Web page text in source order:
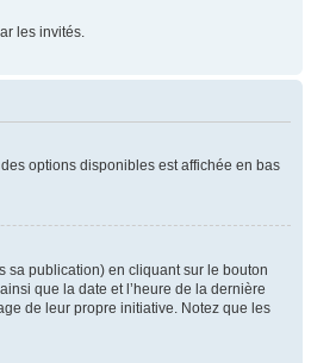
les invités.
options disponibles est affichée en bas
sa publication) en cliquant sur le bouton
que la date et l’heure de la dernière
de leur propre initiative. Notez que les